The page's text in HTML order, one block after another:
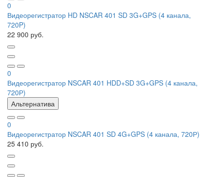
0
Видеорегистратор HD NSCAR 401 SD 3G+GPS (4 канала,
720P)
22 900 руб.
0
Видеорегистратор NSCAR 401 HDD+SD 3G+GPS (4 канала,
720Р)
Альтернатива
0
Видеорегистратор NSCAR 401 SD 4G+GPS (4 канала, 720Р)
25 410 руб.